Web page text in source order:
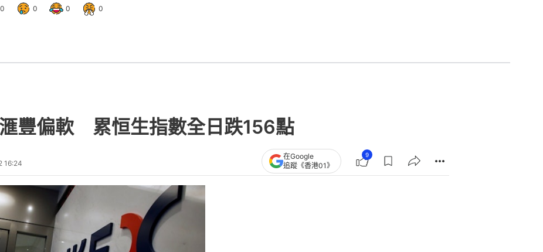
0 0 0 0
豐偏軟 累恒生指數全日跌156點
16:24
在Google
追蹤《香港01》
9